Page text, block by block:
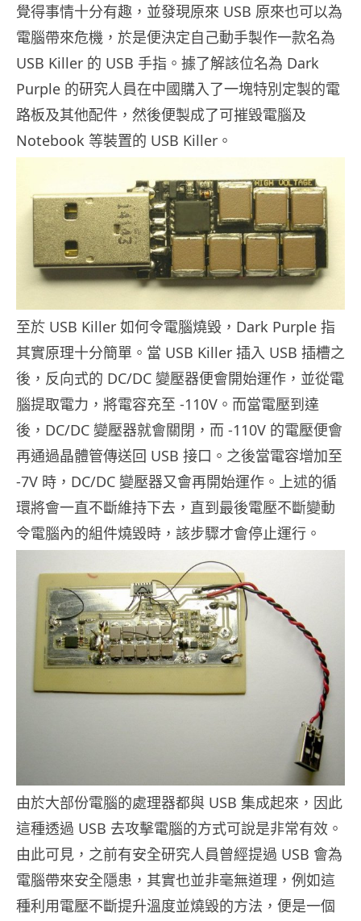
覺得事情十分有趣，並發現原來 USB 原來也可以為
電腦帶來危機，於是便決定自己動手製作一款名為
USB Killer 的 USB 手指。據了解該位名為 Dark
Purple 的研究人員在中國購入了一塊特別定製的電
路板及其他配件，然後便製成了可摧毀電腦及
Notebook 等裝置的 USB Killer。
至於 USB Killer 如何令電腦燒毀，Dark Purple 指
其實原理十分簡單。當 USB Killer 插入 USB 插槽之
後，反向式的 DC/DC 變壓器便會開始運作，並從電
腦提取電力，將電容充至 -110V。而當電壓到達
後，DC/DC 變壓器就會關閉，而 -110V 的電壓便會
再通過晶體管傳送回 USB 接口。之後當電容增加至
-7V 時，DC/DC 變壓器又會再開始運作。上述的循
環將會一直不斷維持下去，直到最後電壓不斷變動
令電腦內的組件燒毀時，該步驟才會停止運行。
由於大部份電腦的處理器都與 USB 集成起來，因此
這種透過 USB 去攻擊電腦的方式可說是非常有效。
由此可見，之前有安全研究人員曾經提過 USB 會為
電腦帶來安全隱患，其實也並非毫無道理，例如這
種利用電壓不斷提升溫度並燒毀的方法，便是一個